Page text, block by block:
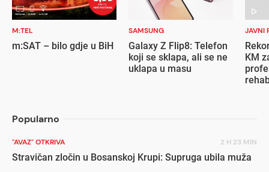
M:TEL
m:SAT – bilo gdje u BiH
SAMSUNG
Galaxy Z Flip8: Telefon
koji se sklapa, ali se ne
uklapa u masu
JAVNI
KM
Popularno
"AVAZ" OTKRIVA 2 H 23 MIN
Stravičan zločin u Bosanskoj Krupi: Supruga ubila muža